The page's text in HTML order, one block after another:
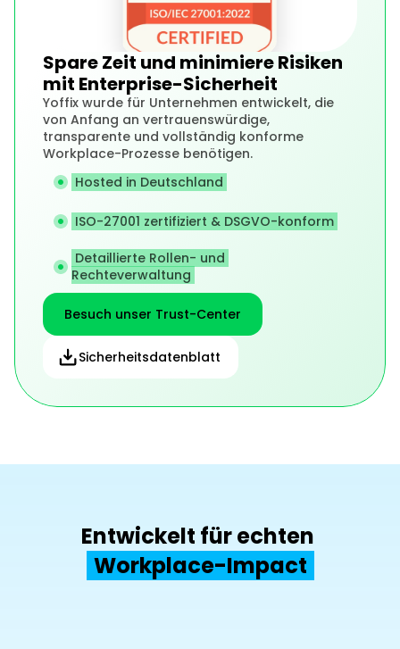
Spare Zeit und minimiere Risiken
mit Enterprise-Sicherheit
Yoffix wurde für Unternehmen entwickelt, die
von Anfang an vertrauenswürdige,
transparente und vollständig konforme
Workplace-Prozesse benötigen.
Hosted in Deutschland
ISO-27001 zertifiziert & DSGVO-konform
Detaillierte Rollen- und
Rechteverwaltung
Besuch unser Trust-Center
Sicherheitsdatenblatt
Entwickelt für echten
Workplace-Impact